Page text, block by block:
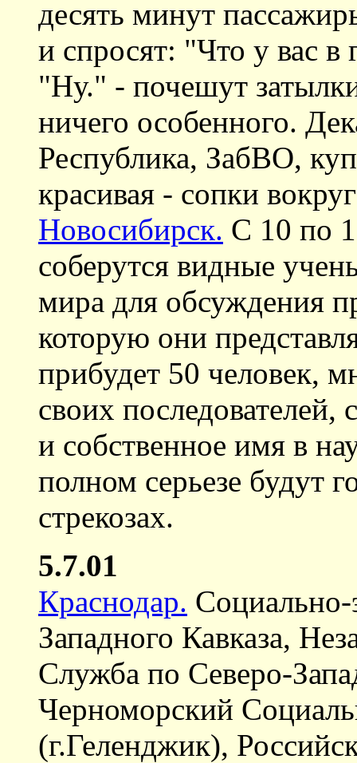
десять минут
и спросят: "Что у вас в
"Ну." - почешут
ничего особенного.
Республика, ЗабВО,
красивая - сопки
Новосибирск. С 10 по
соберутся видные
мира для обсуждения
которую они
прибудет 50 человек,
своих последователей,
и собственное имя в
полном серьезе будут
стрекозах.
5.7.01
Краснодар.
Западного Кавказа,
Служба по Северо-
Черноморский
(г.Геленджик),